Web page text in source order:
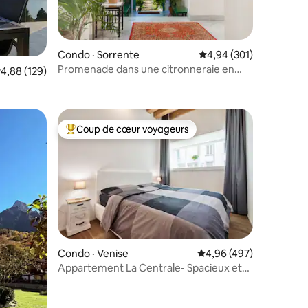
moyenne de 4,88 sur 5, 129 commentaires
4,88 (129)
Condo · Sorrente Note moyenne de
4,94 (301)
Promenade dans une citronneraie en
Coup de cœur voyageurs parmi les plus aimés
Coup de cœur voyageurs
Condo · Venise Note moyenne de
4,96 (497)
Appartement La Centrale- Spacieux et